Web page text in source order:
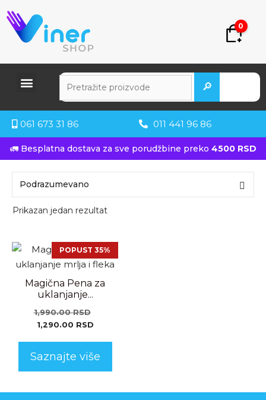
0
🔎
061 673 31 86 011 441 96 86
🚛 Besplatna dostava za sve porudžbine preko 4500 RSD
Prikazan jedan rezultat
POPUST 35%
Magična Pena za
uklanjanje...
1,990.00RSD
1,290.00 RSD
Saznajte više